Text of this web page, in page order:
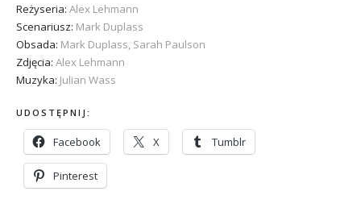
Reżyseria: Alex Lehmann
Scenariusz: Mark Duplass
Obsada: Mark Duplass, Sarah Paulson
Zdjęcia: Alex Lehmann
Muzyka: Julian Wass
UDOSTĘPNIJ:
Facebook X Tumblr
Pinterest